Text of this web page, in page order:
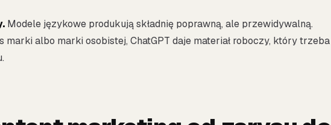
Modele językowe produkują składnię poprawną, ale przewidywalną.
marki albo marki osobistej, ChatGPT daje materiał roboczy, który trzeba